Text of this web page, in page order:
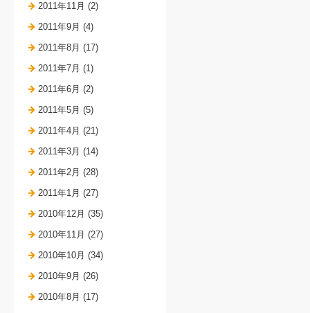
2011年11月 (2)
2011年9月 (4)
2011年8月 (17)
2011年7月 (1)
2011年6月 (2)
2011年5月 (5)
2011年4月 (21)
2011年3月 (14)
2011年2月 (28)
2011年1月 (27)
2010年12月 (35)
2010年11月 (27)
2010年10月 (34)
2010年9月 (26)
2010年8月 (17)